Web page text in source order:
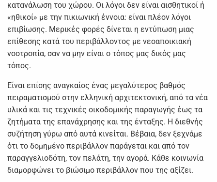
κατανάλωση του χώρου. Οι λόγοι δεν είναι αισθητικοί ή
«ηθικοί» με την πικιωνική έννοια: είναι πλέον λόγοι
επιβίωσης. Μερικές φορές δίνεται η εντύπωση μιας
επίθεσης κατά του περιβάλλοντος με νεοαποικιακή
νοοτροπία, σαν να μην είναι ο τόπος μας δικός μας
τόπος.
Είναι επίσης αναγκαίος ένας μεγαλύτερος βαθμός
πειραματισμού στην ελληνική αρχιτεκτονική, από τα νέα
υλικά και τις τεχνικές οικοδομικής παραγωγής έως τα
ζητήματα της επανάχρησης και της ένταξης. Η διεθνής
συζήτηση γύρω από αυτά κινείται. Βέβαια, δεν ξεχνάμε
ότι το δομημένο περιβάλλον παράγεται και από τον
παραγγελιοδότη, τον πελάτη, την αγορά. Κάθε κοινωνία
διαμορφώνει το βιώσιμο περιβάλλον που της αξίζει.